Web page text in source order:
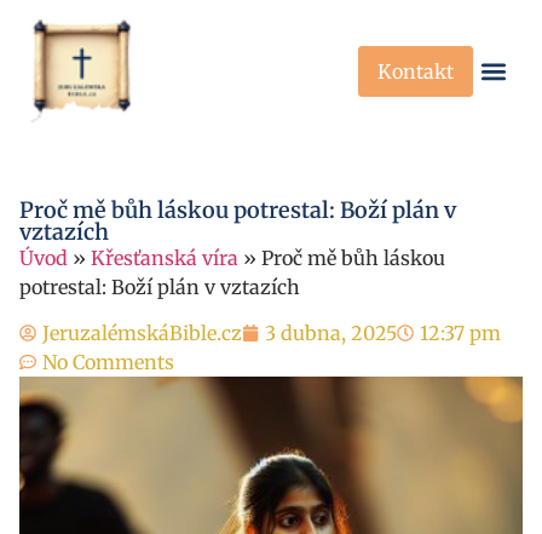
Kontakt
Proč mě bůh láskou potrestal: Boží plán v
vztazích
Úvod » Křesťanská víra » Proč mě bůh láskou
potrestal: Boží plán v vztazích
JeruzalémskáBible.cz
3 dubna, 2025
12:37 pm
No Comments